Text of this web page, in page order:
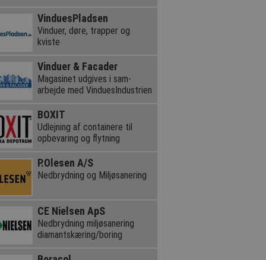
VinduesPladsen
Vinduer, døre, trapper og
kviste
Vinduer & Facader
Magasinet udgives i sam-
arbejde med VinduesIndustrien
BOXIT
Udlejning af containere til
opbevaring og flytning
P.Olesen A/S
Nedbrydning og Miljøsanering
CE Nielsen ApS
Nedbrydning miljøsanering
diamantskæring/boring